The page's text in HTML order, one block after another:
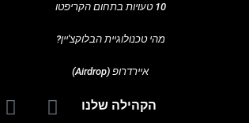
אודותינו
10 טעויות בתחום הקריפטו
מהי טכנולוגיית הבלוקצ'יין?
איירדרופ (Airdrop)
הקהילה שלנו